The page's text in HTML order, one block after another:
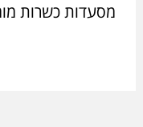
מסעדות כשרות